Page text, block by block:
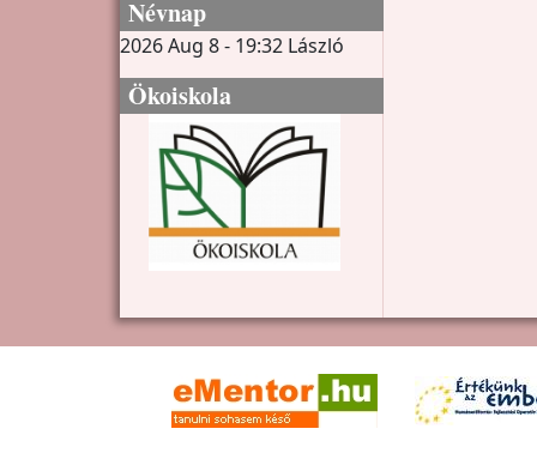
Névnap
2026 Aug 8 - 19:32 László
Ökoiskola